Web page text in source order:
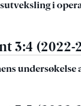
i
3:4 (2022-
undersøkelse